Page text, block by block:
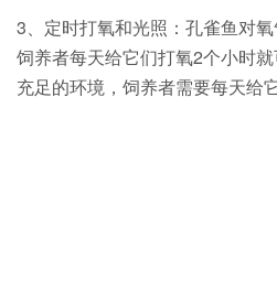
3、定时打氧和光照：孔雀鱼对
饲养者每天给它们打氧2个小时
充足的环境，饲养者需要每天给